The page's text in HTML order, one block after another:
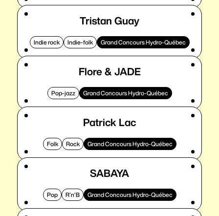
Tristan Guay
Indie rock Indie-folk Grand Concours Hydro-Québec
Flore & JADE
Pop-jazz Grand Concours Hydro-Québec
Patrick Lac
Folk Rock Grand Concours Hydro-Québec
SABAYA
Pop R’n’B Grand Concours Hydro-Québec